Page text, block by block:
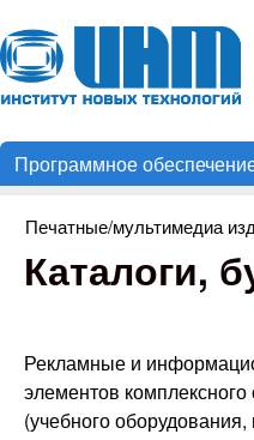
Институт
Новых
Программное
Вы здесь
Печатные/мультимедиа
Каталоги,
Рекламные и
элементов
(учебного